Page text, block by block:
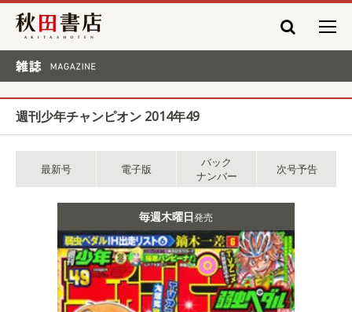
秋田書店
週刊少年チャンピオン 2014年49
最新号 電子版
バック
ナンバー
次号予告
毎週木曜日発売